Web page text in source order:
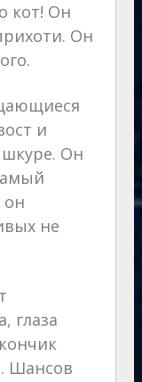
кот! Он
Он
и
Он
он
не
глаза
Шансов